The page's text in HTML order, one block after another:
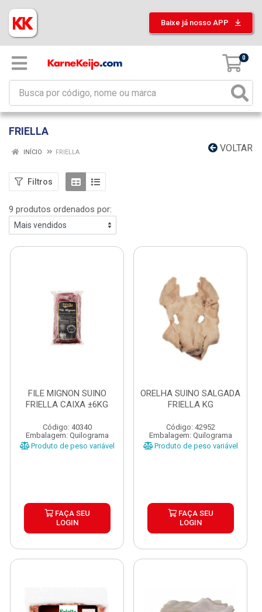
Baixe já nosso APP
0
FRIELLA
VOLTAR
INÍCIO FRIELLA
Filtros
9 produtos ordenados por:
FILE MIGNON SUINO
FRIELLA CAIXA ±6KG
Código: 40340
Embalagem: Quilograma
Produto de peso variável
FAÇA SEU
LOGIN
ORELHA SUINO SALGADA
FRIELLA KG
Código: 42952
Embalagem: Quilograma
Produto de peso variável
FAÇA SEU
LOGIN